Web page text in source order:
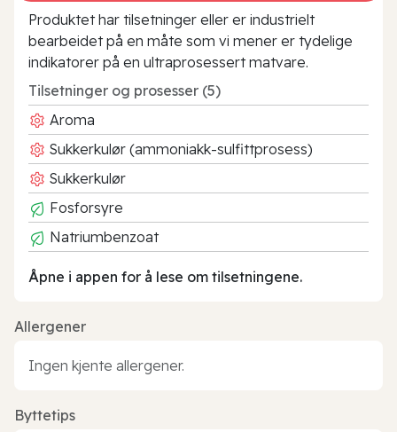
Produktet har tilsetninger eller er industrielt
bearbeidet på en måte som vi mener er tydelige
indikatorer på en ultraprosessert matvare.
Tilsetninger og prosesser (5)
Aroma
Sukkerkulør (ammoniakk-sulfittprosess)
Sukkerkulør
Fosforsyre
Natriumbenzoat
Åpne i appen for å lese om tilsetningene.
Allergener
Ingen kjente allergener.
Byttetips